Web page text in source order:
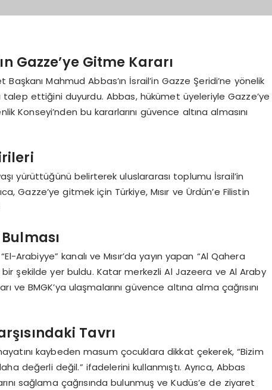
Gazze’ye Gitme Kararı
Mahmud Abbas’ın İsrail’in Gazze Şeridi’ne yönelik
talep ettiğini duyurdu. Abbas, hükümet üyeleriyle Gazze’ye
Konseyi’nden bu kararlarını güvence altına almasını
yürüttüğünü belirterek uluslararası toplumu İsrail’in
Gazze’ye gitmek için Türkiye, Mısır ve Ürdün’e Filistin
Arabiyye” kanalı ve Mısır’da yayın yapan “Al Qahera
şekilde yer buldu. Katar merkezli Al Jazeera ve Al Araby
ve BMGK’ya ulaşmalarını güvence altına alma çağrısını
Tavrı
kaybeden masum çocuklara dikkat çekerek, “Bizim
değerli değil.” ifadelerini kullanmıştı. Ayrıca, Abbas
sağlama çağrısında bulunmuş ve Kudüs’e de ziyaret